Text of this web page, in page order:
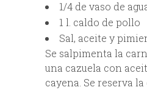
1/4 de vaso de
1 l. caldo de pollo
Sal, aceite y
Se salpimenta la
una cazuela con
cayena. Se reserva